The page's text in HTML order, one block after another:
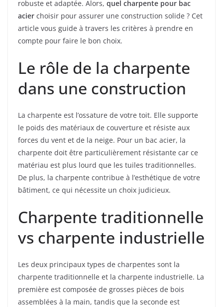
robuste et adaptée. Alors, quel charpente pour bac
acier choisir pour assurer une construction solide ? Cet
article vous guide à travers les critères à prendre en
compte pour faire le bon choix.
Le rôle de la charpente
dans une construction
La charpente est l’ossature de votre toit. Elle supporte
le poids des matériaux de couverture et résiste aux
forces du vent et de la neige. Pour un bac acier, la
charpente doit être particulièrement résistante car ce
matériau est plus lourd que les tuiles traditionnelles.
De plus, la charpente contribue à l’esthétique de votre
bâtiment, ce qui nécessite un choix judicieux.
Charpente traditionnelle
vs charpente industrielle
Les deux principaux types de charpentes sont la
charpente traditionnelle et la charpente industrielle. La
première est composée de grosses pièces de bois
assemblées à la main, tandis que la seconde est